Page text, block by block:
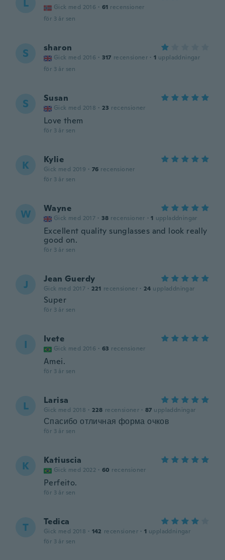
L Gick med 2016 · 61 recensioner
för 3 år sen
S sharon
Gick med 2016 · 317 recensioner · 1 uppladdningar
för 3 år sen
S Susan
Gick med 2018 · 23 recensioner
Love them
för 3 år sen
K Kylie
Gick med 2019 · 76 recensioner
för 3 år sen
W Wayne
Gick med 2017 · 38 recensioner · 1 uppladdningar
Excellent quality sunglasses and look really
good on.
för 3 år sen
J Jean Guerdy
Gick med 2017 · 221 recensioner · 24 uppladdningar
Super
för 3 år sen
I Ivete
Gick med 2016 · 63 recensioner
Amei.
för 3 år sen
L Larisa
Gick med 2018 · 228 recensioner · 87 uppladdningar
Спасибо отличная форма очков
för 3 år sen
K Katiuscia
Gick med 2022 · 60 recensioner
Perfeito.
för 3 år sen
T Tedica
Gick med 2018 · 142 recensioner · 1 uppladdningar
för 3 år sen